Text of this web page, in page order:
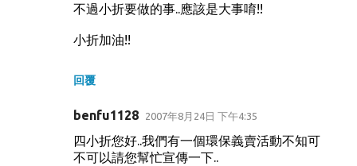
不過小折要做的事..應該是大事唷!!
小折加油!!
回覆
benfu1128 2007年8月24日 下午4:35
四小折您好..我們有一個環保義賣活動不知可
不可以請您幫忙宣傳一下..